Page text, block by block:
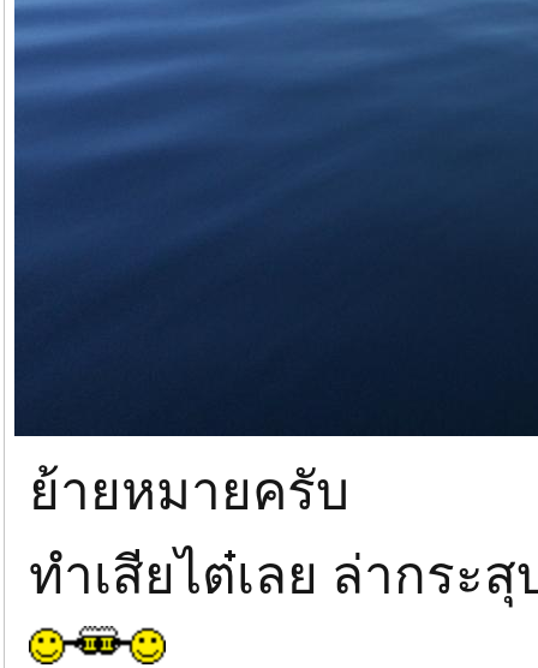
ย้ายหมายครับ
ทำเสียไต๋เลย ล่ากระ